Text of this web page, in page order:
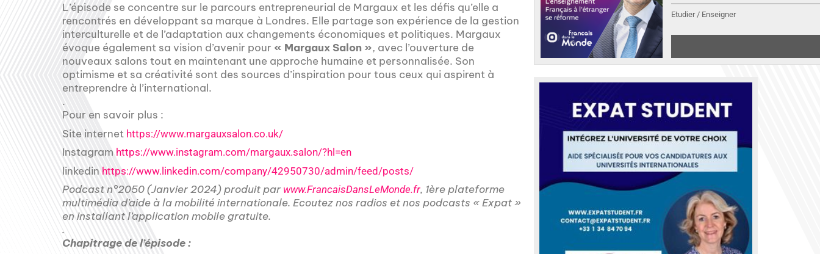
L’épisode se concentre sur le parcours entrepreneurial de Margaux et les défis qu’elle a
rencontrés en développant sa marque à Londres. Elle partage son expérience de la gestion
interculturelle et de l’adaptation aux changements économiques et politiques. Margaux
évoque également sa vision d’avenir pour « Margaux Salon », avec l’ouverture de
nouveaux salons tout en maintenant une approche humaine et personnalisée. Son
optimisme et sa créativité sont des sources d’inspiration pour tous ceux qui aspirent à
entreprendre à l’international.
.
Pour en savoir plus :
Site internet https://www.margauxsalon.co.uk/
Instagram https://www.instagram.com/margaux.salon/?hl=en
linkedin https://www.linkedin.com/company/42950730/admin/feed/posts/
Podcast n°2050 (Janvier 2024) produit par www.FrancaisDansLeMonde.fr, 1ère plateforme
multimédia d’aide à la mobilité internationale. Ecoutez nos radios et nos podcasts « Expat »
en installant l’application mobile gratuite.
.
Chapitrage de l’épisode :
Etudier / Enseigner